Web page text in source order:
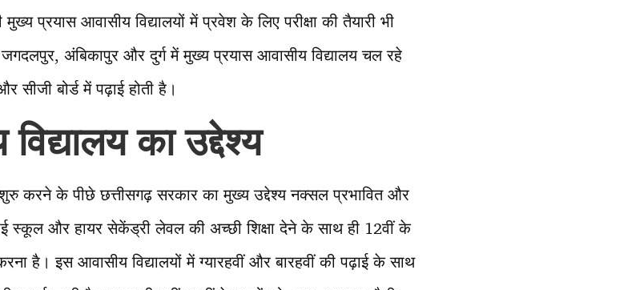
प्रयास आवासीय विद्यालयों में प्रवेश के लिए परीक्षा की तैयारी भी
अंबिकापुर और दुर्ग में मुख्य प्रयास आवासीय विद्यालय चल रहे
सीजी बोर्ड में पढ़ाई होती है।
का उद्देश्य
शुरु करने के पीछे छत्तीसगढ़ सरकार का मुख्य उद्देश्य नक्सल प्रभावित और
स्कूल और हायर सेकेंड्री लेवल की अच्छी शिक्षा देने के साथ ही 12वीं के
है। इस आवासीय विद्यालयों में ग्यारहवीं और बारहवीं की पढ़ाई के साथ